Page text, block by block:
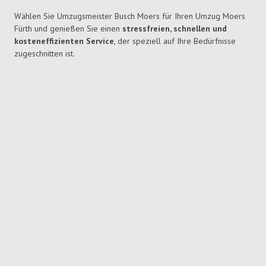
Wählen Sie Umzugsmeister Busch Moers für Ihren Umzug Moers
Fürth und genießen Sie einen stressfreien, schnellen und
kosteneffizienten Service, der speziell auf Ihre Bedürfnisse
zugeschnitten ist.